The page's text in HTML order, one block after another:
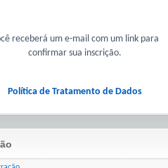
receberá um e-mail com um link para
confirmar sua inscrição.
Política de Tratamento de Dados